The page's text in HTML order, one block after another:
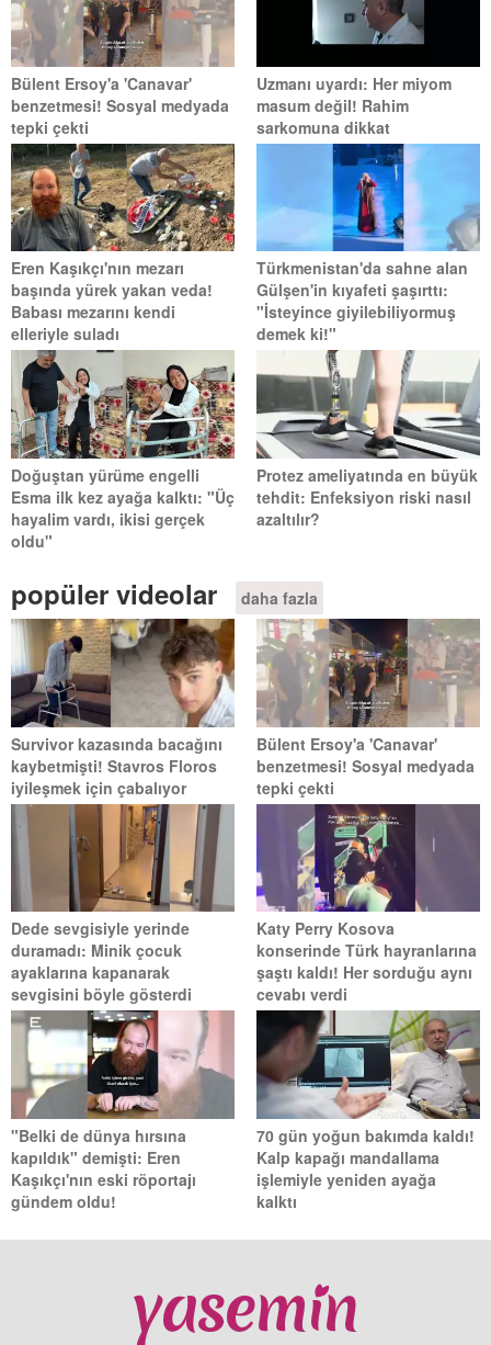
Bülent Ersoy'a 'Canavar'
benzetmesi! Sosyal medyada
tepki çekti
Uzmanı uyardı: Her miyom
masum değil! Rahim
sarkomuna dikkat
Eren Kaşıkçı'nın mezarı
başında yürek yakan veda!
Babası mezarını kendi
elleriyle suladı
Türkmenistan'da sahne alan
Gülşen'in kıyafeti şaşırttı:
"İsteyince giyilebiliyormuş
demek ki!"
Doğuştan yürüme engelli
Esma ilk kez ayağa kalktı: "Üç
hayalim vardı, ikisi gerçek
oldu"
Protez ameliyatında en büyük
tehdit: Enfeksiyon riski nasıl
azaltılır?
popüler videolar daha fazla
Survivor kazasında bacağını
kaybetmişti! Stavros Floros
iyileşmek için çabalıyor
Bülent Ersoy'a 'Canavar'
benzetmesi! Sosyal medyada
tepki çekti
Dede sevgisiyle yerinde
duramadı: Minik çocuk
ayaklarına kapanarak
sevgisini böyle gösterdi
Katy Perry Kosova
konserinde Türk hayranlarına
şaştı kaldı! Her sorduğu aynı
cevabı verdi
"Belki de dünya hırsına
kapıldık" demişti: Eren
Kaşıkçı'nın eski röportajı
gündem oldu!
70 gün yoğun bakımda kaldı!
Kalp kapağı mandallama
işlemiyle yeniden ayağa
kalktı